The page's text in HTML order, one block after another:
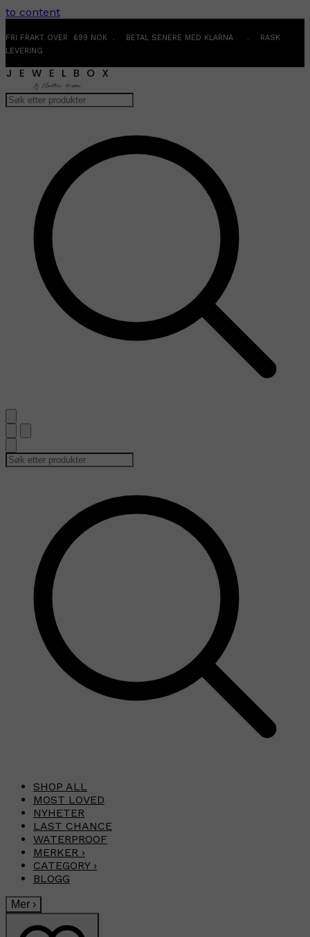
to content
FRI FRAKT OVER 699 NOK . BETAL SENERE MED KLARNA . RASK
LEVERING
SHOP ALL
MOST LOVED
NYHETER
LAST CHANCE
WATERPROOF
MERKER ›
CATEGORY ›
BLOGG
Mer ›